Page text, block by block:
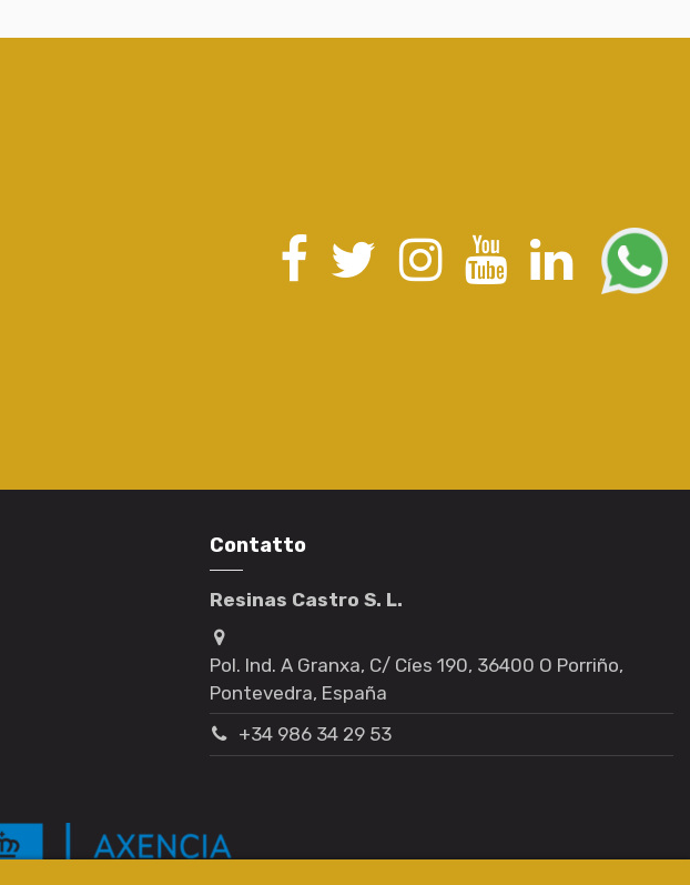
Contatto
Resinas Castro S. L.
Pol. Ind. A Granxa, C/ Cíes 190, 36400 O Porriño,
Pontevedra, España
+34 986 34 29 53